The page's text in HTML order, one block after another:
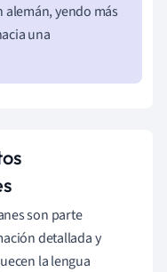
yendo más
una
son parte
detallada y
la lengua